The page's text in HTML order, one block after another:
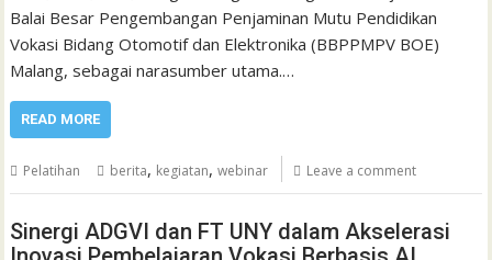
Balai Besar Pengembangan Penjaminan Mutu Pendidikan
Vokasi Bidang Otomotif dan Elektronika (BBPPMPV BOE)
Malang, sebagai narasumber utama.…
READ MORE
Pelatihan berita, kegiatan,webinar Leave a comment
Sinergi ADGVI dan FT UNY dalam Akselerasi